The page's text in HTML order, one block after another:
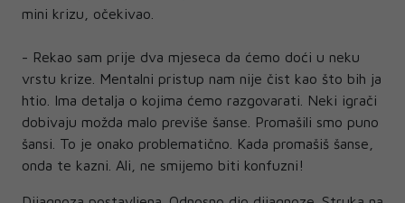
mini krizu, očekivao.
- Rekao sam prije dva mjeseca da ćemo doći u neku
vrstu krize. Mentalni pristup nam nije čist kao što bih ja
htio. Ima detalja o kojima ćemo razgovarati. Neki igrači
dobivaju možda malo previše šanse. Promašili smo puno
šansi. To je onako problematično. Kada promašiš šanse,
onda te kazni. Ali, ne smijemo biti konfuzni!